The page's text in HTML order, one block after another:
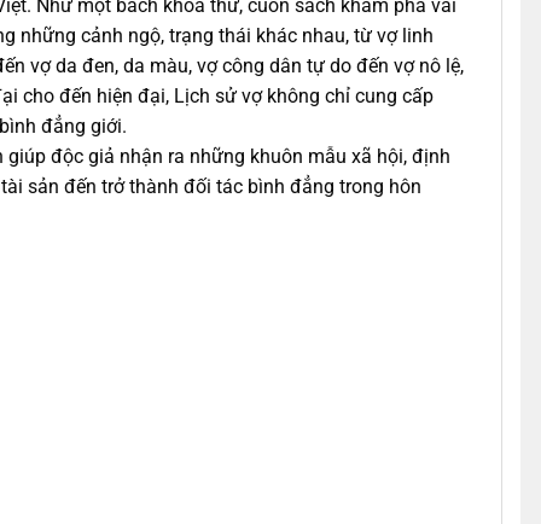
Như một bách khoa thư, cuốn sách khám phá vai
những cảnh ngộ, trạng thái khác nhau, từ vợ linh
vợ da đen, da màu, vợ công dân tự do đến vợ nô lệ,
cho đến hiện đại, Lịch sử vợ không chỉ cung cấp
đẳng giới.
độc giả nhận ra những khuôn mẫu xã hội, định
sản đến trở thành đối tác bình đẳng trong hôn